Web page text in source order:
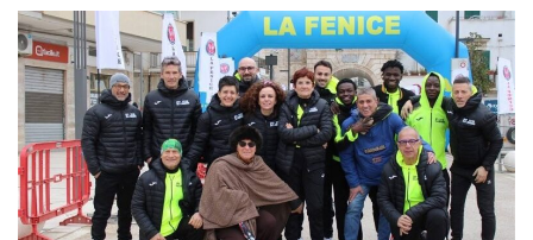
Il
capo
intimo
come
ornamento